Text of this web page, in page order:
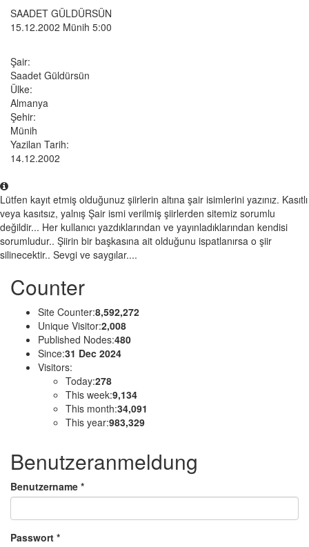
SAADET GÜLDÜRSÜN
15.12.2002 Münih 5:00
Şair:
Saadet Güldürsün
Ülke:
Almanya
Şehir:
Münih
Yazilan Tarih:
14.12.2002
Lütfen kayıt etmiş olduğunuz şiirlerin altına şair isimlerini yazınız. Kasıtlı
veya kasıtsız, yalnış Şair ismi verilmiş şiirlerden sitemiz sorumlu
değildir... Her kullanıcı yazdıklarından ve yayınladıklarından kendisi
sorumludur.. Şiirin bir başkasına ait olduğunu ispatlanırsa o şiir
silinecektir.. Sevgi ve saygılar....
Counter
Site Counter:8,592,272
Unique Visitor:2,008
Published Nodes:480
Since:31 Dec 2024
Visitors:
Today:278
This week:9,134
This month:34,091
This year:983,329
Benutzeranmeldung
Benutzername *
Passwort *